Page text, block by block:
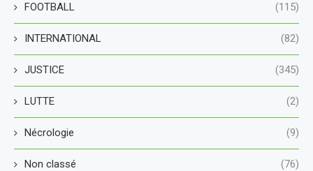
FOOTBALL (115)
INTERNATIONAL (82)
JUSTICE (345)
LUTTE (2)
Nécrologie (9)
Non classé (76)